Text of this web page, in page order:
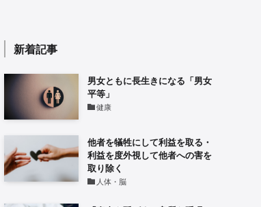
新着記事
男女ともに長生きになる「男女
平等」
健康
他者を犠牲にして利益を取る・
利益を度外視して他者への害を
取り除く
人体・脳